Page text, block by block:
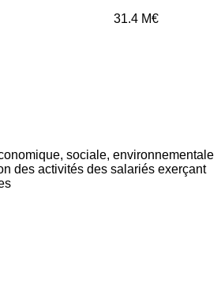
31.4 M€
sociale, environnementale
des activités des salariés exerçant